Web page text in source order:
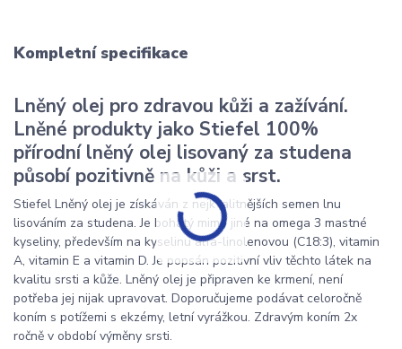
Kompletní specifikace
Lněný olej pro zdravou kůži a zažívání.
Lněné produkty jako Stiefel 100%
přírodní lněný olej lisovaný za studena
působí pozitivně na kůži a srst.
Stiefel Lněný olej je získáván z nejkvalitnějších semen lnu
lisováním za studena. Je bohatý mimo jiné na omega 3 mastné
kyseliny, především na kyselinu alfa-linolenovou (C18:3), vitamin
A, vitamin E a vitamin D. Je popsán pozitivní vliv těchto látek na
kvalitu srsti a kůže. Lněný olej je připraven ke krmení, není
potřeba jej nijak upravovat. Doporučujeme podávat celoročně
koním s potížemi s ekzémy, letní vyrážkou. Zdravým koním 2x
ročně v období výměny srsti.